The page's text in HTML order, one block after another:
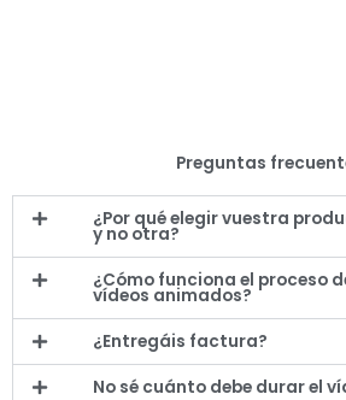
Preguntas
¿Por qué elegir vuestra
y no otra?
¿Cómo funciona el proceso
vídeos animados?
¿Entregáis factura?
No sé cuánto debe durar el